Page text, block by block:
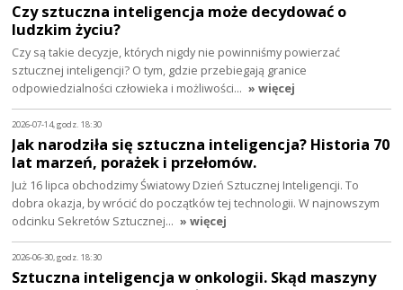
Czy sztuczna inteligencja może decydować o
ludzkim życiu?
Czy są takie decyzje, których nigdy nie powinniśmy powierzać
sztucznej inteligencji? O tym, gdzie przebiegają granice
odpowiedzialności człowieka i możliwości… » więcej
2026-07-14, godz. 18:30
Jak narodziła się sztuczna inteligencja? Historia 70
lat marzeń, porażek i przełomów.
Już 16 lipca obchodzimy Światowy Dzień Sztucznej Inteligencji. To
dobra okazja, by wrócić do początków tej technologii. W najnowszym
odcinku Sekretów Sztucznej… » więcej
2026-06-30, godz. 18:30
Sztuczna inteligencja w onkologii. Skąd maszyny